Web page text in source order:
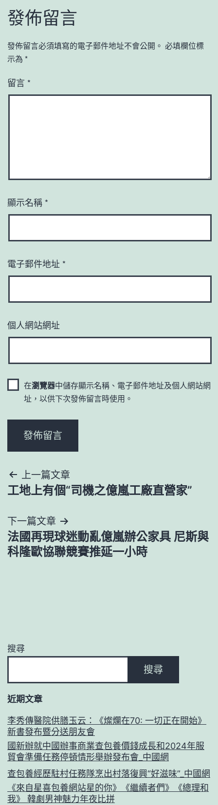
發佈留言
發佈留言必須填寫的電子郵件地址不會公開。 必填欄位標
示為 *
留言 *
顯示名稱 *
電子郵件地址 *
個人網站網址
在瀏覽器中儲存顯示名稱、電子郵件地址及個人網站網
址，以供下次發佈留言時使用。
文
章
導
覽
上一篇文章
工地上有個“司機之億嵐工廠直營家”
下一篇文章
法國再現球迷動亂億嵐辦公家具 尼斯與
科隆歐協聯競賽推延一小時
搜尋
搜尋
近期文章
李秀傳醫院供膳玉云：《燦爛在70: 一切正在開始》
新書發布暨分送朋友會
國新辦就中國辦事商業查包養價錢成長和2024年服
貿會準備任務停頓情形舉辦發布會_中國網
查包養經歷駐村任務隊烹出村落復興“好滋味”_中國網
《來自星喜包養網站星的你》《繼續者們》《總理和
我》 韓劇男神魅力年夜比拼